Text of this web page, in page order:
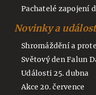
Pachatelé zapojení
Novinky a
Shromáždění a
Světový den Falun
Události 25. dubna
Akce 20. července